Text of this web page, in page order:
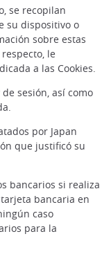
se recopilan
su dispositivo o
sobre estas
le
a las Cookies.
sesión, así como
por Japan
que justificó su
bancarios si realiza
bancaria en
caso
para la